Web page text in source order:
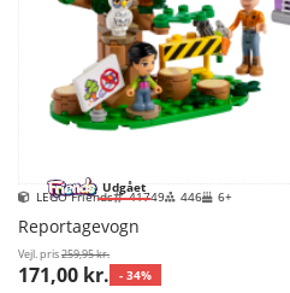
Udgået
LEGO Friends 41749 446 6+
Reportagevogn
Vejl. pris259,95 kr.
171,00 kr. - 34%